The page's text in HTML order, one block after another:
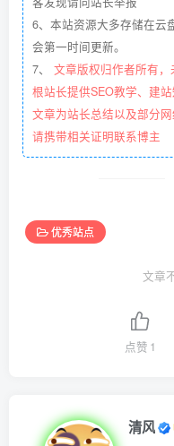
6、本站资源大多存储在云
会第一时间更新。
7、 文章版权归作者所有
根站长提供SEO教学、建
文章为站长总结以及部分
请携带相关证明联系博主
优秀站点
文章
点赞 1
清风